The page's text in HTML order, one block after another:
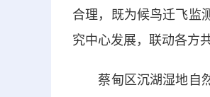
合理，既为候鸟迁飞监
究中心发展，联动各方
蔡甸区沉湖湿地自然